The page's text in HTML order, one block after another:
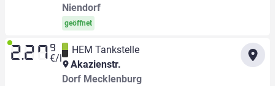
Niendorf
geöffnet
2.27 9
€/l
HEM Tankstelle
Akazienstr.
Dorf Mecklenburg